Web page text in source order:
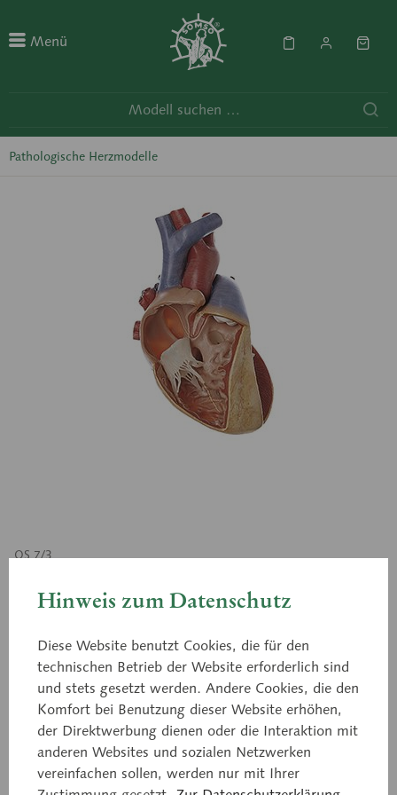
Menü
Pathologische Herzmodelle
OS 7/3
Kammerscheidewanddefekte
(Ventrikelseptumdefekt), ca. 3fach vergrößert, aus
SOMSO-PLAST®. Die häufigsten
Kammerscheidewand-(Ventrikelseptum) defekte
liegen im sogenannten membranösen Septum, d. h.
im oberen Anteil der Kammerscheidewand unter
Hinweis zum Datenschutz
Diese Website benutzt Cookies, die für den
technischen Betrieb der Website erforderlich sind
und stets gesetzt werden. Andere Cookies, die den
Komfort bei Benutzung dieser Website erhöhen,
der Direktwerbung dienen oder die Interaktion mit
anderen Websites und sozialen Netzwerken
vereinfachen sollen, werden nur mit Ihrer